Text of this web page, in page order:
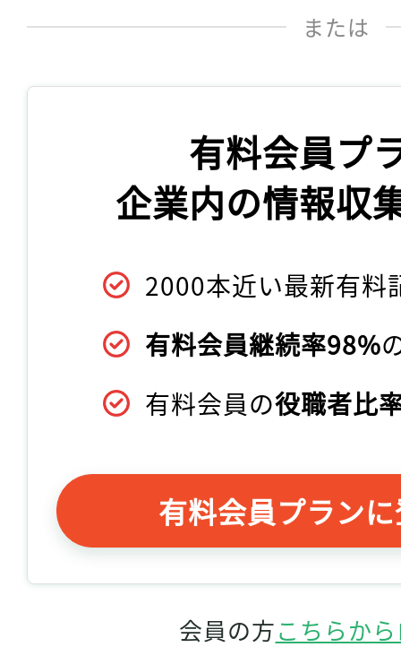
または
有料会員プ
企業内の情報収
2000本近い最新有料
有料会員継続率98%
有料会員の役職者比
有料会員プラン
会員の方こちらか